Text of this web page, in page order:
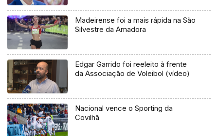
Madeirense foi a mais rápida na São
Silvestre da Amadora
Edgar Garrido foi reeleito à frente
da Associação de Voleibol (vídeo)
Nacional vence o Sporting da
Covilhã